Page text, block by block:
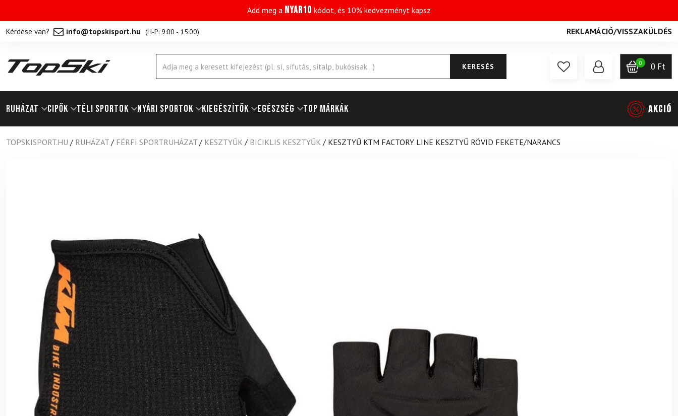
Add meg a NYAR10 kódot, és 10% kedvezményt kapsz
Kérdése van? info@topskisport.hu (H-P: 9:00 - 15:00) REKLAMÁCIÓ/VISSZAKÜLDÉS
Products
search
KERESÉS 0 0 Ft
RUHÁZAT Cipők TÉLI SPORTOK NYÁRI SPORTOK KIEGÉSZÍTŐK EGÉSZSÉG Top márkák AKCIÓ
TOPSKISPORT.HU / RUHÁZAT / FÉRFI SPORTRUHÁZAT / KESZTYŰK / BICIKLIS KESZTYŰK / KESZTYŰ KTM FACTORY LINE KESZTYŰ RÖVID FEKETE/NARANCS